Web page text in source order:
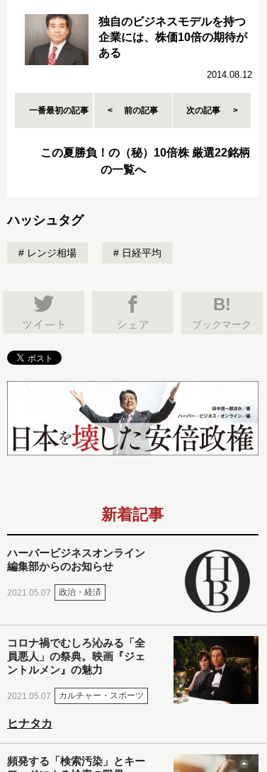
独自のビジネスモデルを持つ
企業には、株価10倍の期待が
ある
2014.08.12
一番最初の記事 前の記事 次の記事
この夏勝負！の（秘）10倍株 厳選22銘柄
の一覧へ
ハッシュタグ
レンジ相場 日経平均
B!
ブックマーク
新着記事
ハーバービジネスオンライン
編集部からのお知らせ
2021.05.07 政治・経済
コロナ禍でむしろ沁みる「全
員悪人」の祭典。映画『ジェ
ントルメン』の魅力
2021.05.07 カルチャー・スポーツ
ヒナタカ
頻発する「検索汚染」とキー